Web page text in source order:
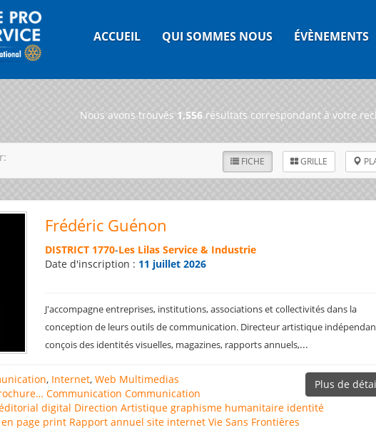
ACCUEIL QUI SOMMES NOUS ÉVÈNEMENTS
Nous avons trouvés 1,556 résultats correspondant à votre
FICHE GRILLE
Frédéric Guénon
DISTRICT 1770-Les Lilas Service & Industrie
Date d'inscription : 11 juillet 2026
J'accompagne entreprises, institutions, associations et collectivités dans la
conception de leurs outils de communication. Directeur artistique
conçois des identités visuelles, magazines, rapports annuels,...
Plus de
, Internet, Web Multimedias
Communication Communication
digital Direction Artistique graphisme humanitaire identité
page print Rapport annuel site internet Vie Sans Frontières